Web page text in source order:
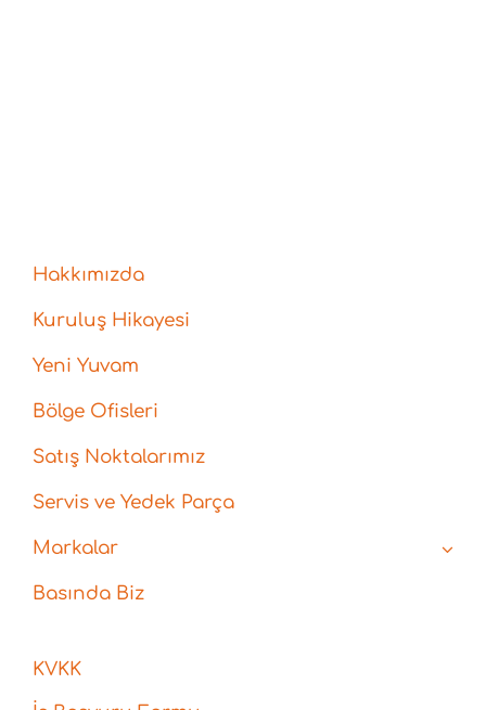
Hakkımızda
Kuruluş Hikayesi
Yeni Yuvam
Bölge Ofisleri
Satış Noktalarımız
Servis ve Yedek Parça
Markalar
Basında Biz
KVKK